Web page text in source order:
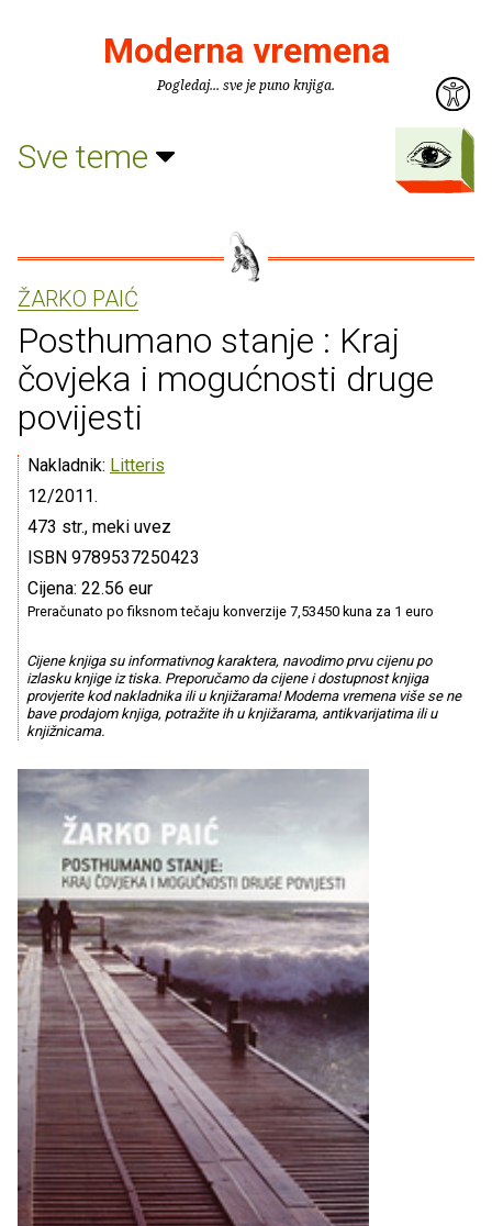
Moderna vremena
Pogledaj... sve je puno knjiga.
Sve teme
ŽARKO PAIĆ
Posthumano stanje : Kraj
čovjeka i mogućnosti druge
povijesti
Nakladnik: Litteris
12/2011.
473 str., meki uvez
ISBN 9789537250423
Cijena: 22.56 eur
Preračunato po fiksnom tečaju konverzije 7,53450 kuna za 1 euro
Cijene knjiga su informativnog karaktera, navodimo prvu cijenu po
izlasku knjige iz tiska. Preporučamo da cijene i dostupnost knjiga
provjerite kod nakladnika ili u knjižarama! Moderna vremena više se ne
bave prodajom knjiga, potražite ih u knjižarama, antikvarijatima ili u
knjižnicama.